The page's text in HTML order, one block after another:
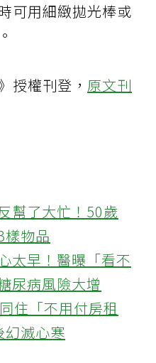
可用細緻拋光棒或
授權刊登， 原文刊
幫了大忙！50歲
樣物品
太早！醫曝「看不
尿病風險大增
住「不用付房租
幻滅心寒